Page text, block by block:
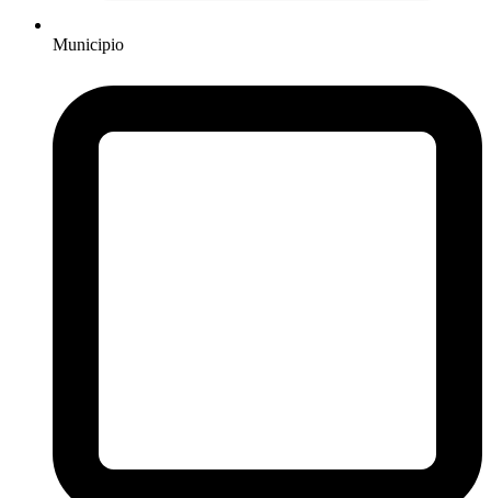
Municipio